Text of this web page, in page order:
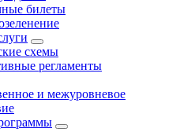
билеты
схемы
регламенты
и межуровневое